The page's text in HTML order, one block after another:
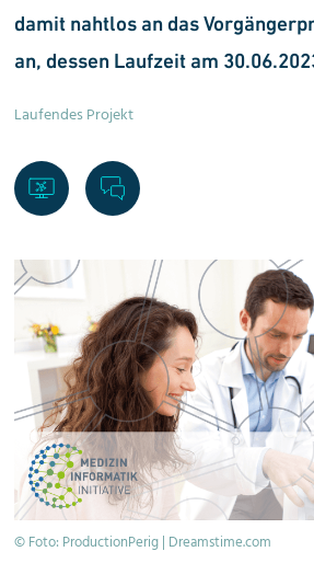
damit nahtlos an das
an, dessen Laufzeit am
Laufendes Projekt
© Foto: ProductionPerig | Dreamstime.com